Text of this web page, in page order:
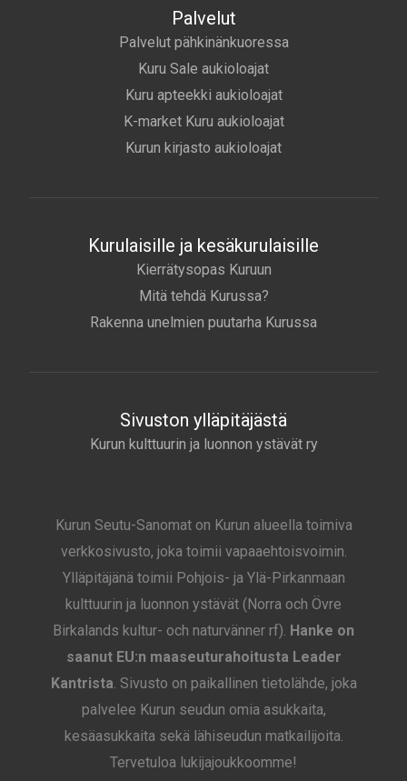
Palvelut
Palvelut pähkinänkuoressa
Kuru Sale aukioloajat
Kuru apteekki aukioloajat
K-market Kuru aukioloajat
Kurun kirjasto aukioloajat
Kurulaisille ja kesäkurulaisille
Kierrätysopas Kuruun
Mitä tehdä Kurussa?
Rakenna unelmien puutarha Kurussa
Sivuston ylläpitäjästä
Kurun kulttuurin ja luonnon ystävät ry
Kurun Seutu-Sanomat on Kurun alueella toimiva
verkkosivusto, joka toimii vapaaehtoisvoimin.
Ylläpitäjänä toimii Pohjois- ja Ylä-Pirkanmaan
kulttuurin ja luonnon ystävät (Norra och Övre
Birkalands kultur- och naturvänner rf). Hanke on
saanut EU:n maaseuturahoitusta Leader
Kantrista. Sivusto on paikallinen tietolähde, joka
palvelee Kurun seudun omia asukkaita,
kesäasukkaita sekä lähiseudun matkailijoita.
Tervetuloa lukijajoukkoomme!